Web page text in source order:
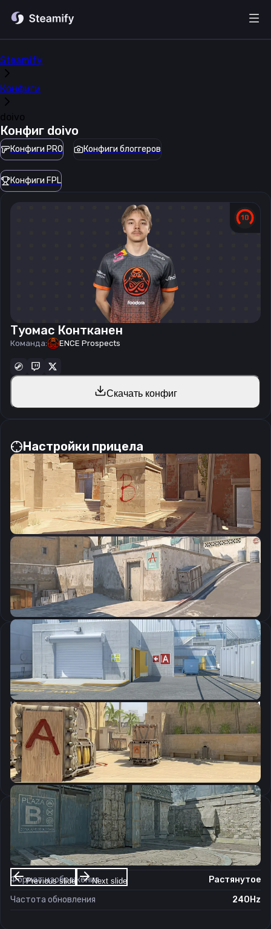
Steamify
Конфиги
doivo
Конфиг doivo
Конфиги PRO Конфиги блоггеров
Конфиги FPL
Туомас Контканен
Команда: ENCE Prospects
Скачать конфиг
Настройки прицела
Previous slide Next slide
CSGO-BrOdT-aTqLJ-SGero-CVAR4-iteKP
Скопировать
Настройки мыши
DPI:
400
Чувствительность мыши в игре:
1.34
Чувствительность мыши в зуме:
1
Чувствительность мыши в Windows:
6/11
Ускорение мыши:
0
m_rawinput:
1
Настройки экрана
Разрешение
1280×960
Соотношение сторон
4:3
Формат изображения
Растянутое
Частота обновления
240Hz